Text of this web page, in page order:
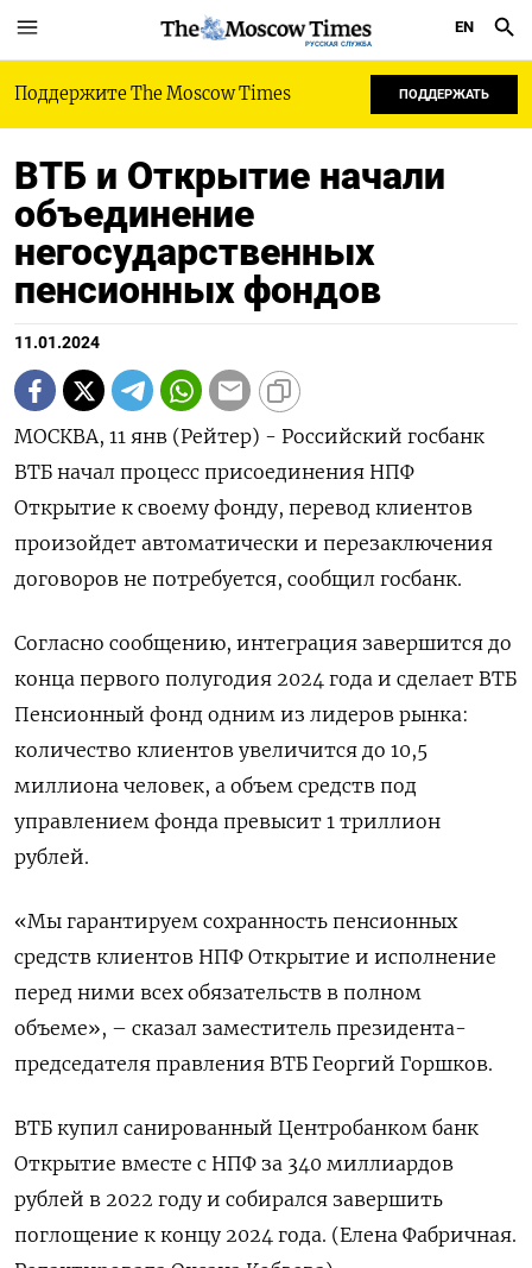
РУССКАЯ СЛУЖБА
EN
Поддержите The Moscow Times ПОДДЕРЖАТЬ
ВТБ и Открытие начали
объединение
негосударственных
пенсионных фондов
11.01.2024
МОСКВА, 11 янв (Рейтер) - Российский госбанк
ВТБ начал процесс присоединения НПФ
Открытие к своему фонду, перевод клиентов
произойдет автоматически и перезаключения
договоров не потребуется, сообщил госбанк.
Согласно сообщению, интеграция завершится до
конца первого полугодия 2024 года и сделает ВТБ
Пенсионный фонд одним из лидеров рынка:
количество клиентов увеличится до 10,5
миллиона человек, а объем средств под
управлением фонда превысит 1 триллион
рублей.
«Мы гарантируем сохранность пенсионных
средств клиентов НПФ Открытие и исполнение
перед ними всех обязательств в полном
объеме», – сказал заместитель президента-
председателя правления ВТБ Георгий Горшков.
ВТБ купил санированный Центробанком банк
Открытие вместе с НПФ за 340 миллиардов
рублей в 2022 году и собирался завершить
поглощение к концу 2024 года. (Елена Фабричная.